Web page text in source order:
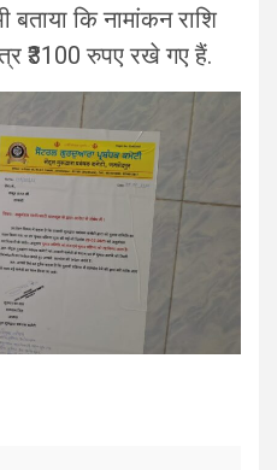
कि नामांकन राशि
₹3100 रुपए रखे गए हैं.